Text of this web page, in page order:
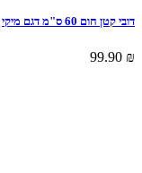
דובי קטן חום 60 ס"מ דגם מיקי
₪